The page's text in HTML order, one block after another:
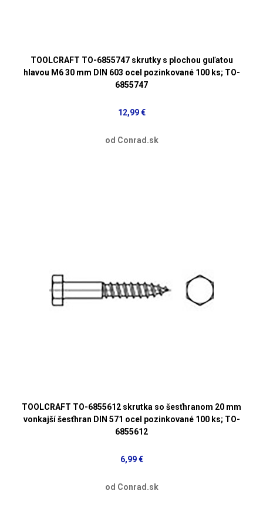
TOOLCRAFT TO-6855747 skrutky s plochou guľatou
hlavou M6 30 mm DIN 603 ocel pozinkované 100 ks; TO-
6855747
12,99 €
od Conrad.sk
TOOLCRAFT TO-6855612 skrutka so šesťhranom 20 mm
vonkajší šesťhran DIN 571 ocel pozinkované 100 ks; TO-
6855612
6,99 €
od Conrad.sk